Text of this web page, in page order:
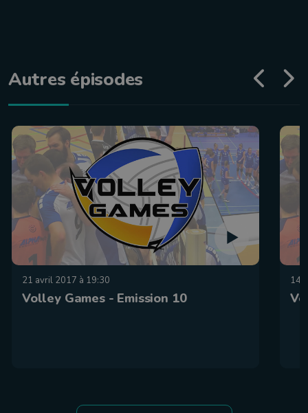
Autres épisodes
21 avril 2017 à 19:30
Volley Games - Emission 10
14